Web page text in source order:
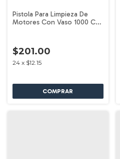
Pistola Para Limpieza De
Motores Con Vaso 1000 Cc
$201.00
24 x $12.15